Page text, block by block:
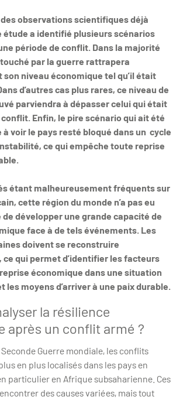
des observations scientifiques déjà
a identifié plusieurs scénarios
période de conflit. Dans la majorité
par la guerre rattrapera
niveau économique tel qu’il était
d’autres cas plus rares, ce niveau de
parviendra à dépasser celui qui était
Enfin, le pire scénario qui ait été
voir le pays resté bloqué dans un cycle
ce qui empêche toute reprise
étant malheureusement fréquents sur
cette région du monde n’a pas eu
de développer une grande capacité de
face à de tels événements. Les
doivent se reconstruire
qui permet d’identifier les facteurs
économique dans une situation
moyens d’arriver à une paix durable.
la résilience
après un conflit armé ?
Guerre mondiale, les conflits
en plus localisés dans les pays en
particulier en Afrique subsaharienne. Ces
des causes variées, mais tout